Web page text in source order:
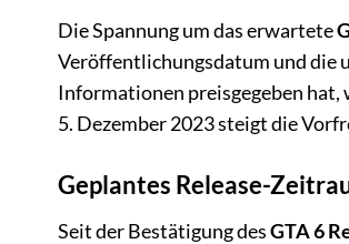
Die Spannung um das erwartete
Veröffentlichungsdatum und die
Informationen preisgegeben hat,
5. Dezember 2023 steigt die
Geplantes Release-
Seit der Bestätigung desGTA 6